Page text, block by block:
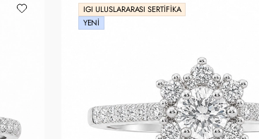
IGI ULUSLARARASI SERTIFIKA
YENI